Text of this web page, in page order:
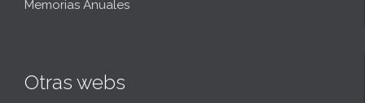
Memorias Anuales
Otras webs